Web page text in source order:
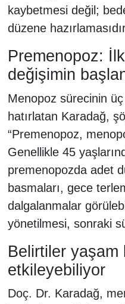
kaybetmesi değil;
düzene
Premenopoz:
değişimin
Menopoz sürecinin
hatırlatan Karadağ,
“Premenopoz,
Genellikle 45
premenopozda adet
basmaları, gece
dalgalanmalar
yönetilmesi, sonraki
Belirtiler yaşam
etkileyebiliyor
Doç. Dr. Karadağ,